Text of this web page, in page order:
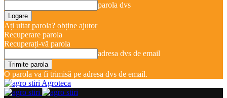
parola dvs
Ați uitat parola? obține ajutor
Recuperare parola
Recuperați-vă parola
adresa dvs de email
O parola va fi trimisă pe adresa dvs de email.
Agroteca